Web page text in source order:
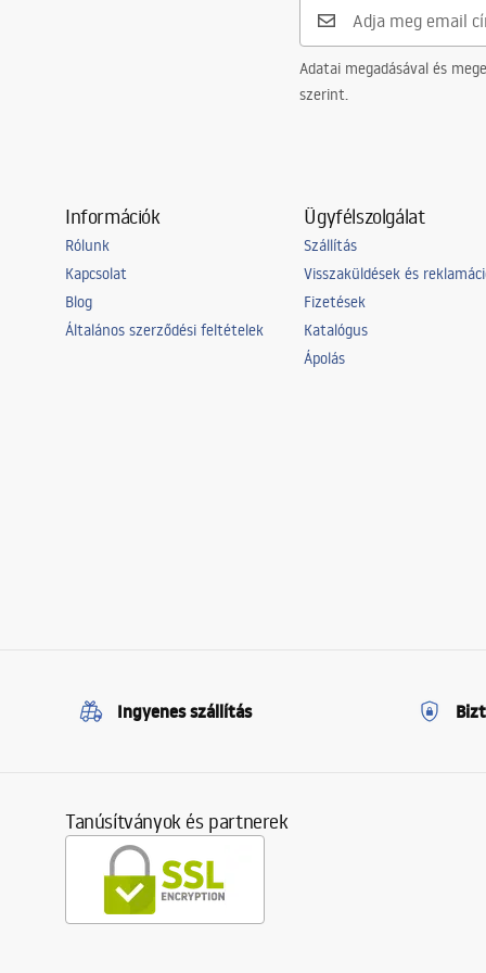
Nem
Nem
Adatai megadásával és
szerint.
Információk
Rólunk
Kapcsolat
Blog
Általános szerződési feltételek
Ügyfélszolgálat
Szállítás
Visszaküldések és
Fizetések
Katalógus
Ápolás
Ingyenes szállítás
Tanúsítványok és partnerek